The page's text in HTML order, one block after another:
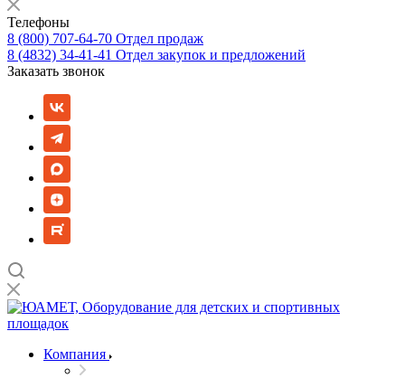
Телефоны
8 (800) 707-64-70 Отдел продаж
8 (4832) 34-41-41 Отдел закупок и предложений
Заказать звонок
Компания